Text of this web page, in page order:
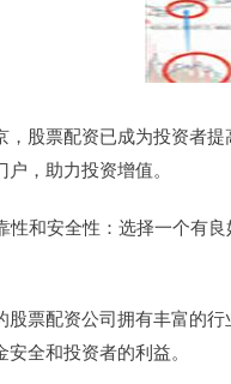
，股票配资已成为投资者
户，助力投资增值。
性和安全性：选择一个有
股票配资公司拥有丰富的
安全和投资者的利益。